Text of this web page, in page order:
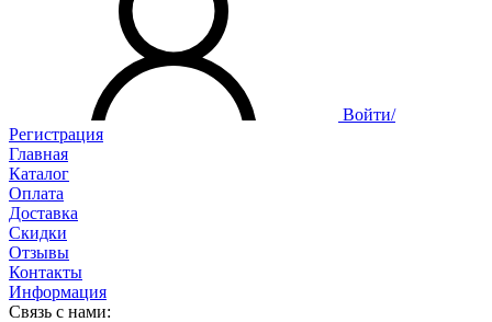
Войти/
Регистрация
Главная
Каталог
Оплата
Доставка
Скидки
Отзывы
Контакты
Информация
Связь с нами: